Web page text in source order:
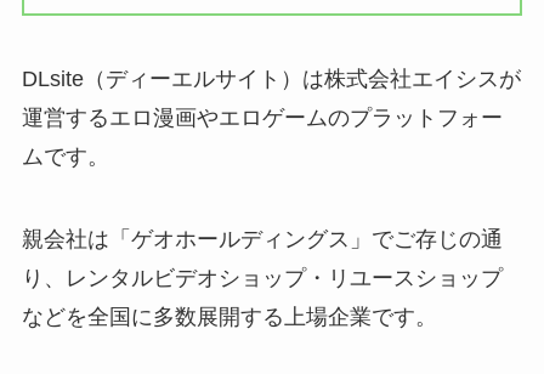
DLsite（ディーエルサイト）は株式会社エイシスが
運営するエロ漫画やエロゲームのプラットフォー
ムです。
親会社は「ゲオホールディングス」でご存じの通
り、レンタルビデオショップ・リユースショップ
などを全国に多数展開する上場企業です。